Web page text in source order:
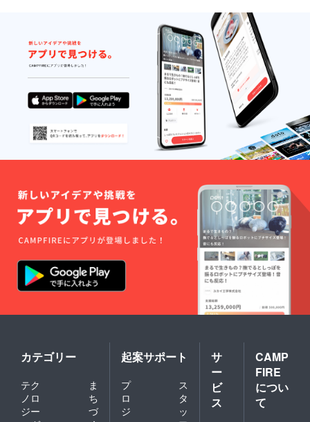
ジ、ブ
ログを
作りた
い方の
相談
(HTML
、
CSS、
Javasc
ript、
Wordpr
ess、
Ruby、
Rubyon
雑用 (掃
除洗
濯、ご
み捨て
など) お
願いを
したい
ことが
実施可
安な方
は事前
にメッ
にてお
問い合
わせく
ださ
い。
ベース
Postgre
SQL、
スト
レージ
AWS、
メー
ラー
サービ
SendGr
idを用
いま
す。実
な機能
は、認
証、管
理画
面、
チャッ
ト、決
済機能
となり
※ご自身
の企画
が実装
不安な
方は事
前に
メッ
セージ
にてご
連絡を
カテゴリー
テク
ノロ
ジー
ま
ち
づ
起案サポート
プ
ロ
ジ
ス
タ
ッ
サ
ー
ビ
ス
CAMP
FIRE
につい
て